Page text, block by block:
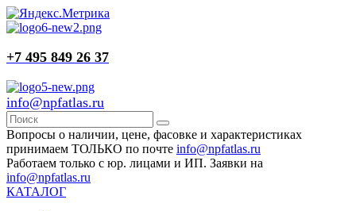
+7 495 849 26 37
info@npfatlas.ru
Вопросы о наличии, цене, фасовке и характеристиках
принимаем ТОЛЬКО по почте info@npfatlas.ru
Работаем только с юр. лицами и ИП. Заявки на
info@npfatlas.ru
КАТАЛОГ